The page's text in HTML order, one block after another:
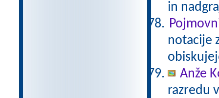
in
notacije
Anže
razredu